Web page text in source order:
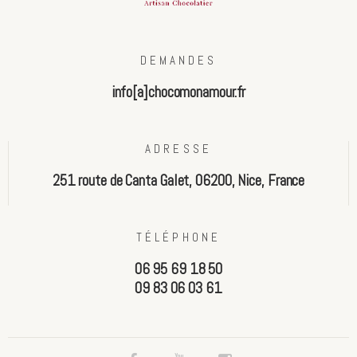
DEMANDES
info[a]chocomonamour.fr
ADRESSE
251 route de Canta Galet, 06200, Nice, France
TÉLÉPHONE
06 95 69 18 50
09 83 06 03 61